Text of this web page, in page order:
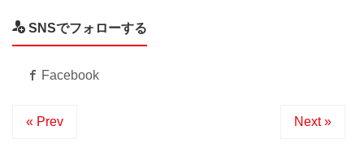
SNSでフォローする
Facebook
« Prev Next »